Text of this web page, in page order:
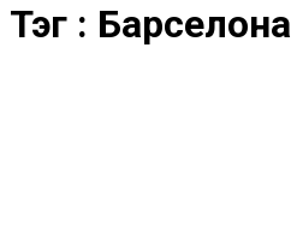
Тэг : Барселона